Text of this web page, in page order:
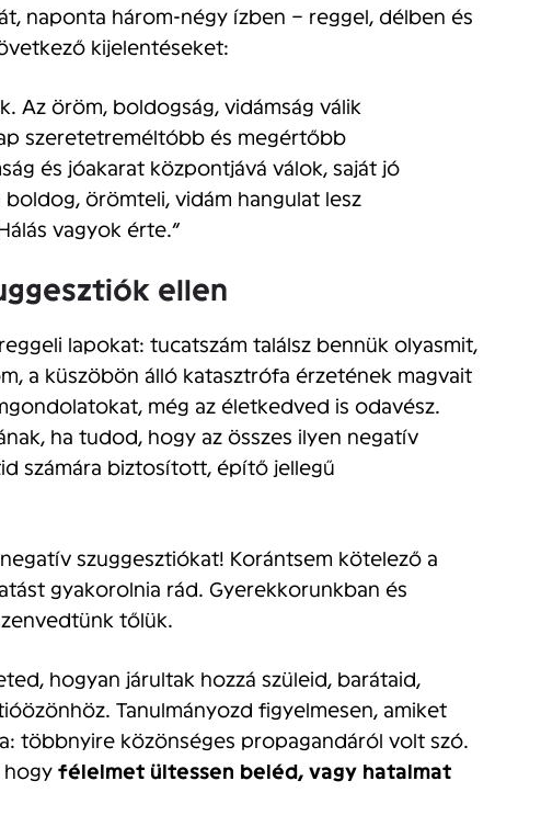
naponta három-négy ízben – reggel, délben és
kijelentéseket:
Az öröm, boldogság, vidámság válik
szeretetreméltóbb és megértőbb
és jóakarat központjává válok, saját jó
örömteli, vidám hangulat lesz
vagyok érte.”
ellen
lapokat: tucatszám találsz bennük olyasmit,
a küszöbön álló katasztrófa érzetének magvait
még az életkedved is odavész.
ha tudod, hogy az összes ilyen negatív
számára biztosított, építő jellegű
szuggesztiókat! Korántsem kötelező a
gyakorolnia rád. Gyerekkorunkban és
tőlük.
hogyan járultak hozzá szüleid, barátaid,
Tanulmányozd figyelmesen, amiket
többnyire közönséges propagandáról volt szó.
hogy félelmet ültessen beléd, vagy hatalmat